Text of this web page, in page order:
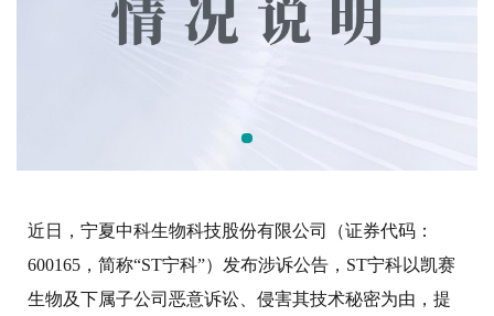
近日，宁夏中科生物科技股份有限公司（证券代码：
600165，简称“ST宁科”）发布涉诉公告，ST宁科以凯赛
生物及下属子公司恶意诉讼、侵害其技术秘密为由，提